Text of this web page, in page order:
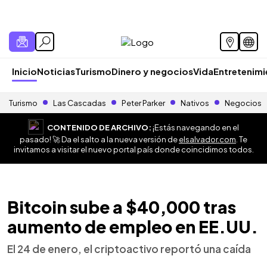
InicioNoticiasTurismoDinero y negociosVida
Turismo Las Cascadas Peter Parker Nativos Negocios
CONTENIDO DE ARCHIVO:¡Estás navegando en el
pasado! 🚀 Da el salto a la nueva versión deelsalvador.com . Te
invitamos a visitar el nuevo portal país donde coincidimos todos.
Bitcoin sube a $40,000 tras
aumento de empleo en EE.UU.
El 24 de enero, el criptoactivo reportó una caída